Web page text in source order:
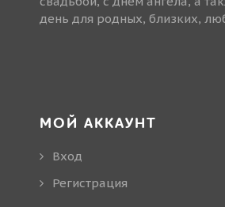
день для родных, близких,
МОЙ АККАУНТ
Вход
Регистрация